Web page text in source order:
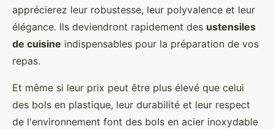
apprécierez leur robustesse, leur polyvalence et leur
élégance. Ils deviendront rapidement des ustensiles
de cuisine indispensables pour la préparation de vos
repas.
Et même si leur prix peut être plus élevé que celui
des bols en plastique, leur durabilité et leur respect
de l'environnement font des bols en acier inoxydable